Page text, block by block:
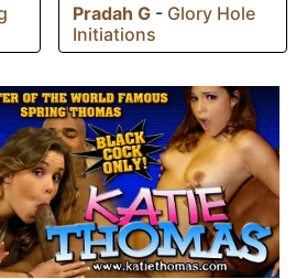
Pradah G - Glory Hole
Initiations